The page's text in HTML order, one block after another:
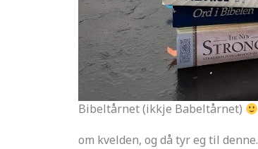
Bibeltårnet (ikkje Babeltårnet)
om kvelden, og då tyr eg til denne.